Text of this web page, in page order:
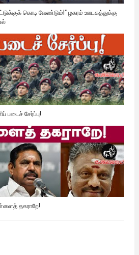
கொடி வேண்டும்!" ழகரம் ஊடகத்துக்கு
படைச் சேர்ப்பு!
தகராறே!